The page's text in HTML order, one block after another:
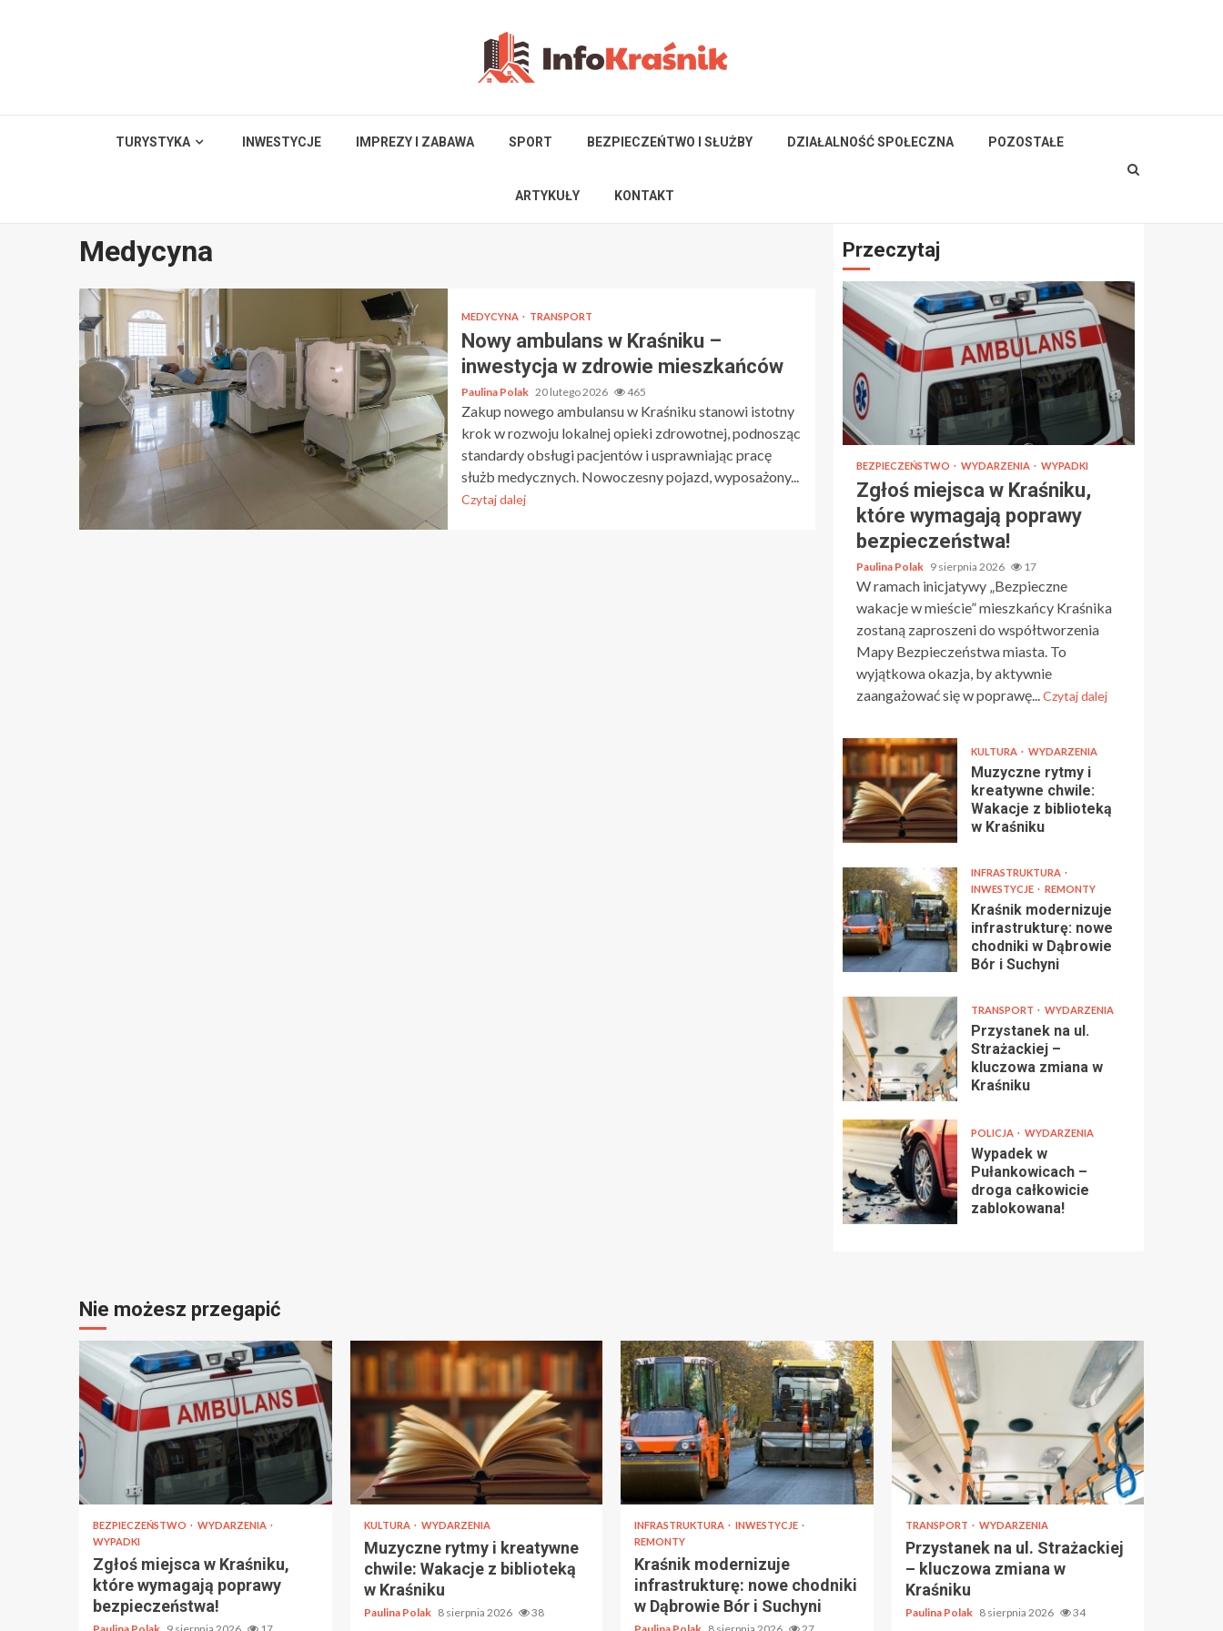
TURYSTYKA INWESTYCJE IMPREZY I ZABAWA SPORT BEZPIECZEŃTWO I SŁUŻBY DZIAŁALNOŚĆ SPOŁECZNA POZOSTAŁE
ARTYKUŁY KONTAKT
Medycyna
MEDYCYNA TRANSPORT
Nowy ambulans w Kraśniku –
inwestycja w zdrowie mieszkańców
Paulina Polak 20 lutego 2026 465
Zakup nowego ambulansu w Kraśniku stanowi istotny
krok w rozwoju lokalnej opieki zdrowotnej, podnosząc
standardy obsługi pacjentów i usprawniając pracę
służb medycznych. Nowoczesny pojazd, wyposażony...
Czytaj dalej
Przeczytaj
BEZPIECZEŃSTWO WYDARZENIA WYPADKI
Zgłoś miejsca w Kraśniku,
które wymagają poprawy
bezpieczeństwa!
Paulina Polak 9 sierpnia 2026 17
W ramach inicjatywy „Bezpieczne
wakacje w mieście” mieszkańcy Kraśnika
zostaną zaproszeni do współtworzenia
Mapy Bezpieczeństwa miasta. To
wyjątkowa okazja, by aktywnie
zaangażować się w poprawę...Czytaj dalej
KULTURA WYDARZENIA
Muzyczne rytmy i
kreatywne chwile:
Wakacje z biblioteką
w Kraśniku
INFRASTRUKTURA
INWESTYCJE
REMONTY
Kraśnik modernizuje
infrastrukturę: nowe
chodniki w Dąbrowie
Bór i Suchyni
TRANSPORT WYDARZENIA
Przystanek na ul.
Strażackiej –
kluczowa zmiana w
Kraśniku
POLICJA WYDARZENIA
Wypadek w
Pułankowicach –
droga całkowicie
zablokowana!
Nie możesz przegapić
BEZPIECZEŃSTWO
WYDARZENIA
WYPADKI
Zgłoś miejsca w Kraśniku,
które wymagają poprawy
bezpieczeństwa!
KULTURA WYDARZENIA
Muzyczne rytmy i kreatywne
chwile: Wakacje z biblioteką
w Kraśniku
Paulina Polak 8 sierpnia 2026 38
INFRASTRUKTURA
INWESTYCJE
REMONTY
Kraśnik modernizuje
infrastrukturę: nowe chodniki
w Dąbrowie Bór i Suchyni
TRANSPORT WYDARZENIA
Przystanek na ul. Strażackiej
– kluczowa zmiana w
Kraśniku
Paulina Polak 8 sierpnia 2026 34